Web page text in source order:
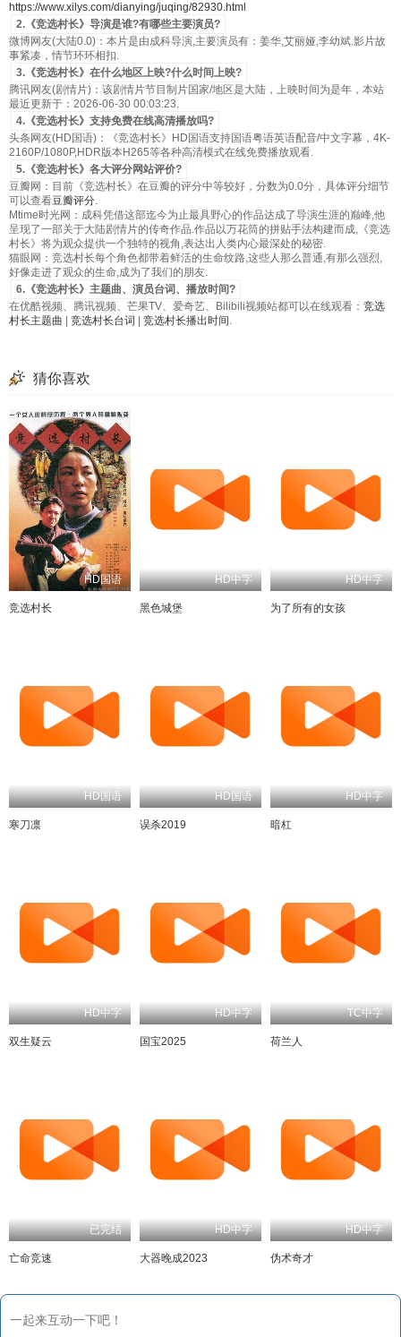
https://www.xilys.com/dianying/juqing/82930.html
2.《竞选村长》导演是谁?有哪些主要演员?
微博网友(大陆0.0)：本片是由成科导演,主要演员有：姜华,艾丽娅,李幼斌.影片故
事紧凑，情节环环相扣.
3.《竞选村长》在什么地区上映?什么时间上映?
腾讯网友(剧情片)：该剧情片节目制片国家/地区是大陆，上映时间为是年，本站
最近更新于：2026-06-30 00:03:23.
4.《竞选村长》支持免费在线高清播放吗?
头条网友(HD国语)：《竞选村长》HD国语支持国语粤语英语配音/中文字幕，4K-
2160P/1080P,HDR版本H265等各种高清模式在线免费播放观看.
5.《竞选村长》各大评分网站评价?
豆瓣网：目前《竞选村长》在豆瓣的评分中等较好，分数为0.0分，具体评分细节
可以查看豆瓣评分.
Mtime时光网：成科凭借这部迄今为止最具野心的作品达成了导演生涯的巅峰,他
呈现了一部关于大陆剧情片的传奇作品.作品以万花筒的拼贴手法构建而成,《竞选
村长》将为观众提供一个独特的视角,表达出人类内心最深处的秘密.
猫眼网：竞选村长每个角色都带着鲜活的生命纹路,这些人那么普通,有那么强烈,
好像走进了观众的生命,成为了我们的朋友.
6.《竞选村长》主题曲、演员台词、播放时间?
在优酷视频、腾讯视频、芒果TV、爱奇艺、Bilibili视频站都可以在线观看： 竞选
村长主题曲
竞选村长台词 竞选村长播出时间 .
猜你喜欢
HD国语
竞选村长
HD中字
黑色城堡
HD中字
为了所有的女孩
HD国语
寒刀凛 误杀2019
HD中字
暗杠
HD中字
双生疑云
HD中字
国宝2025
TC中字
荷兰人
已完结
亡命竞速
HD中字
大器晚成2023
HD中字
伪术奇才